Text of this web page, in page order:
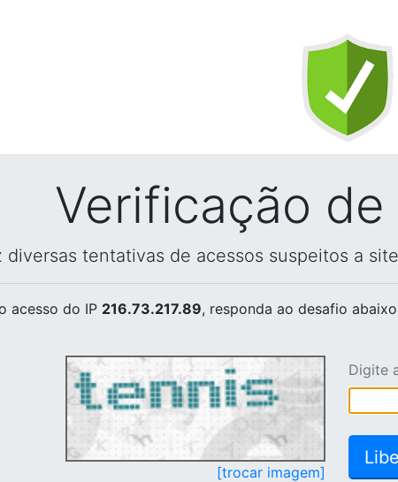
Verificação
diversas tentativas de acessos suspeitos a
acesso do IP 216.73.217.89, responda ao desafio
[trocar imagem]
Digite